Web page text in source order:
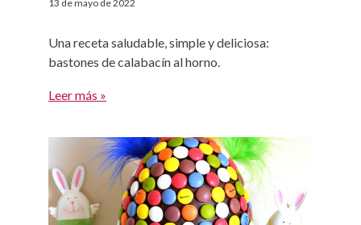
13 de mayo de 2022
Una receta saludable, simple y deliciosa:
bastones de calabacín al horno.
Leer más »